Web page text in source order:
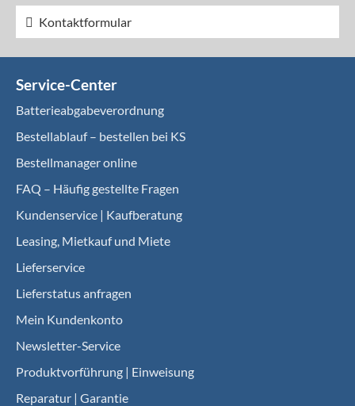
Kontaktformular
Service-Center
Batterieabgabeverordnung
Bestellablauf – bestellen bei KS
Bestellmanager online
FAQ – Häufig gestellte Fragen
Kundenservice | Kaufberatung
Leasing, Mietkauf und Miete
Lieferservice
Lieferstatus anfragen
Mein Kundenkonto
Newsletter-Service
Produktvorführung | Einweisung
Reparatur | Garantie